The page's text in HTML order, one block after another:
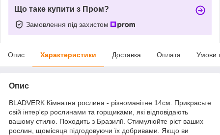
Що таке купити з Пром?
Замовлення під захистом
Опис Характеристики Доставка Оплата Умови
Опис
BLADVERK Кімнатна рослина - різноманітне 14см. Прикрасьте
свій інтер'єр рослинами та горщиками, які відповідають
вашому стилю. Походить з Бразилії. Стимулюйте ріст ваших
рослин, щомісяця підгодовуючи їх добривами. Якщо ви